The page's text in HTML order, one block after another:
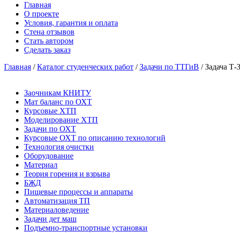
Главная
О проекте
Условия, гарантия и оплата
Стена отзывов
Стать автором
Сделать заказ
Главная /Каталог студенческих работ /Задачи по ТТГиВ / Задача
Заочникам КНИТУ
Мат баланс по ОХТ
Курсовые ХТП
Моделирование ХТП
Задачи по ОХТ
Курсовые ОХТ по описанию технологий
Технология очистки
Оборудование
Материал
Теория горения и взрыва
БЖД
Пищевые процессы и аппараты
Автоматизация ТП
Материаловедение
Задачи дет маш
Подъемно-транспортные установки